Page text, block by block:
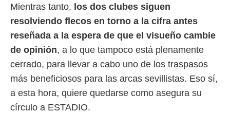
Mientras tanto, los dos clubes siguen
resolviendo flecos en torno a la cifra antes
reseñada a la espera de que el visueño cambie
de opinión, a lo que tampoco está plenamente
cerrado, para llevar a cabo uno de los traspasos
más beneficiosos para las arcas sevillistas. Eso sí,
a esta hora, quiere quedarse como asegura su
círculo a ESTADIO.